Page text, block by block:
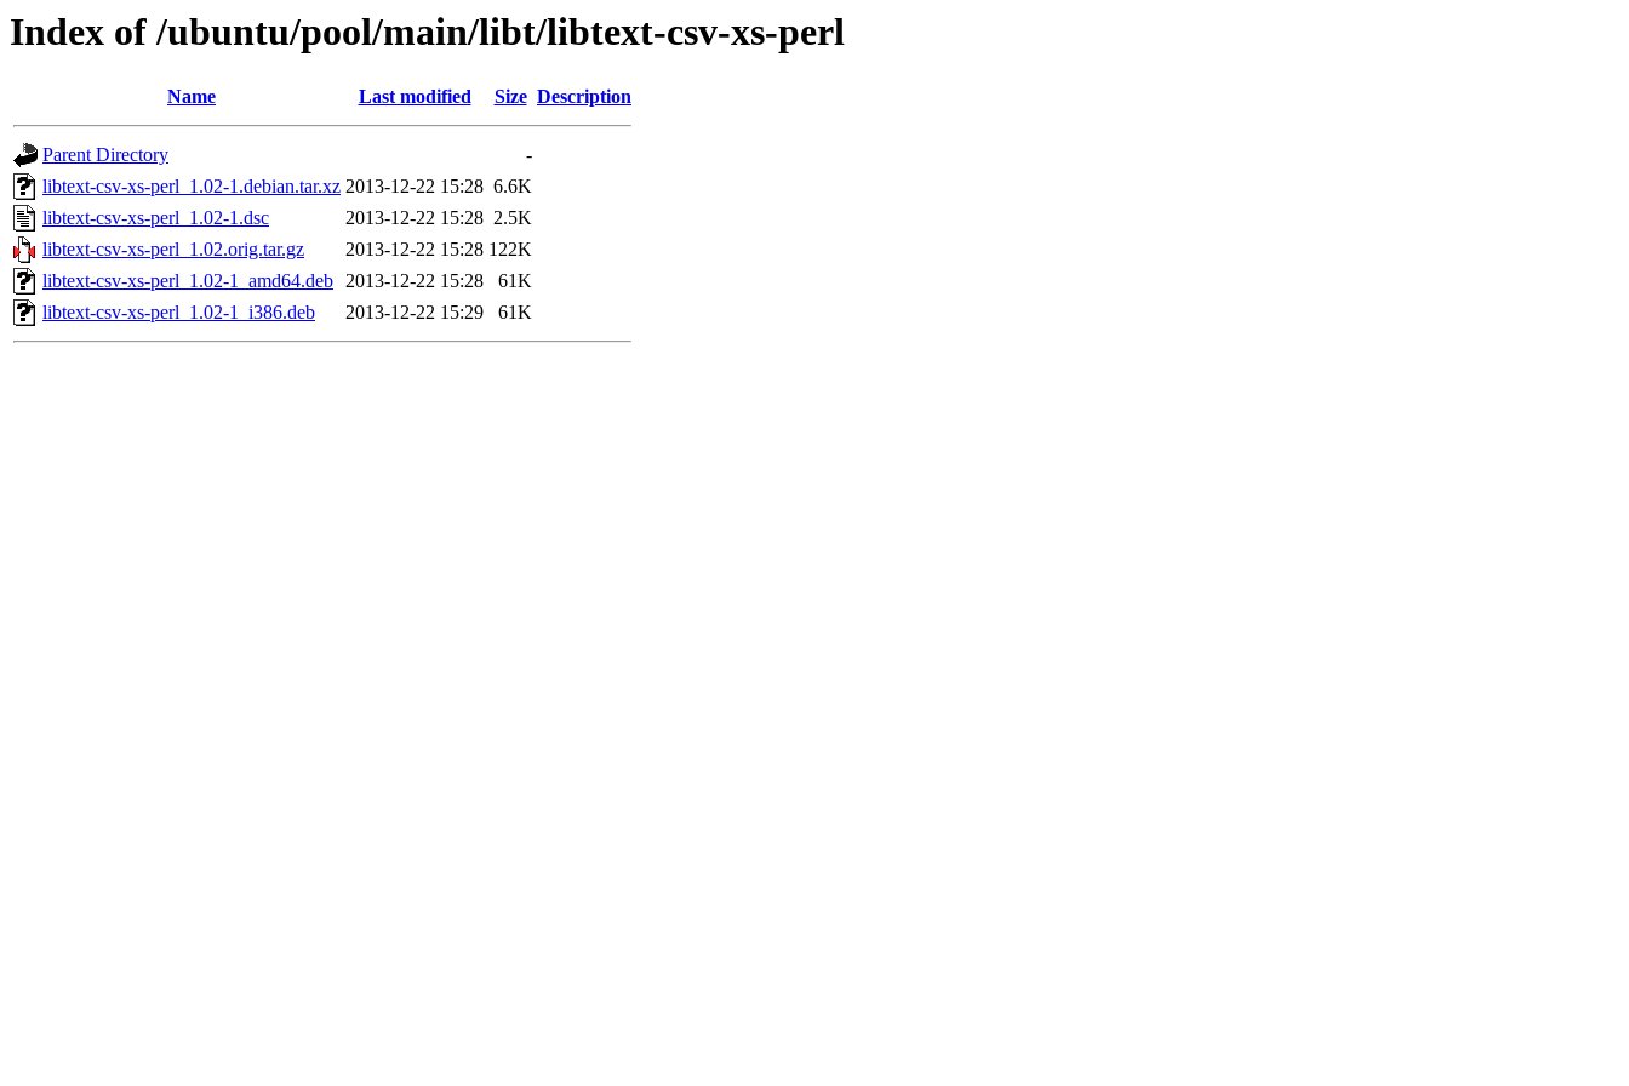
Index of /ubuntu/pool/main/libt/libtext-csv-xs-perl
Name Last modified Size Description
Parent Directory
-
libtext-csv-xs-perl_1.02-1.debian.tar.xz 2013-12-22 15:28 6.6K
libtext-csv-xs-perl_1.02-1.dsc
2013-12-22 15:28 2.5K
libtext-csv-xs-perl_1.02.orig.tar.gz
2013-12-22 15:28 122K
libtext-csv-xs-perl_1.02-1_amd64.deb 2013-12-22 15:28
61K
libtext-csv-xs-perl_1.02-1_i386.deb
2013-12-22 15:29 61K